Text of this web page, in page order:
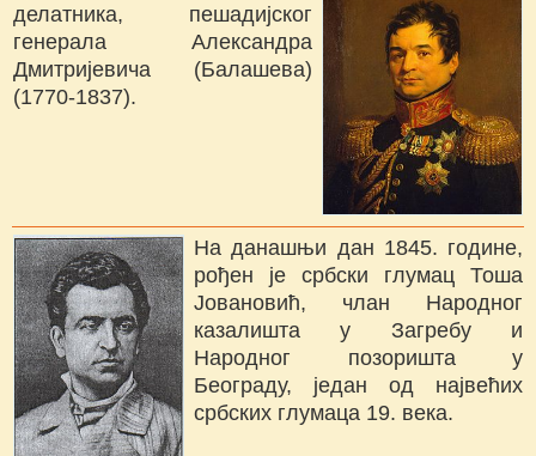
делатника, пешадијског
генерала Александра
Дмитријевича (Балашева)
(1770-1837).
На данашњи дан 1845. године,
рођен је србски глумац Тоша
Јовановић, члан Народног
казалишта у Загребу и
Народног позоришта у
Београду, један од највећих
србских глумаца 19. века.